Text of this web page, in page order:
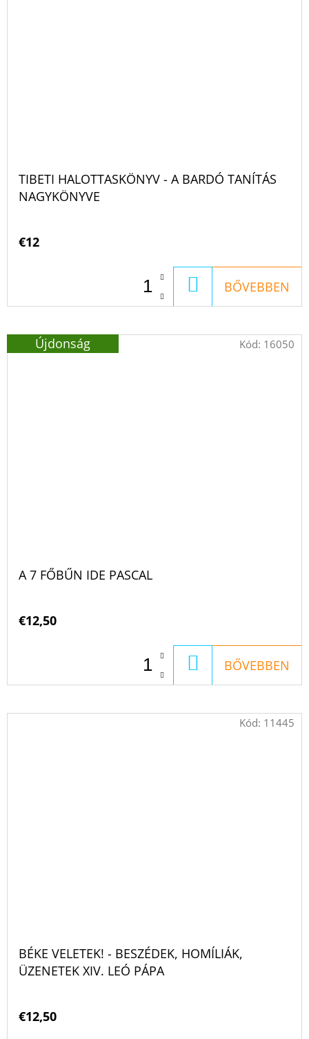
TIBETI HALOTTASKÖNYV - A BARDÓ TANÍTÁS
NAGYKÖNYVE
€12
KOSÁRBA
BŐVEBBEN
Újdonság
A 7 FŐBŰN IDE PASCAL
€12,50
KOSÁRBA
BŐVEBBEN
Kód: 16050
BÉKE VELETEK! - BESZÉDEK, HOMÍLIÁK,
ÜZENETEK XIV. LEÓ PÁPA
€12,50
Kód: 11445